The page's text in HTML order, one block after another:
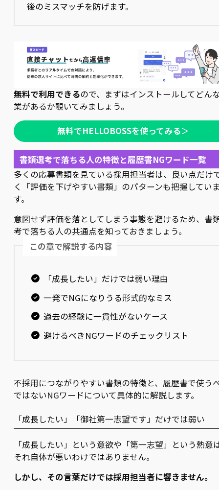
後のミスマッチを防げます。
無料で利用できるので、まずはインストールしてどん
業があるか覗いてみましょう。
無料でHELLOBOSSを使ってみる＞
書類選考で落ちる人の特徴と履歴書NGワード一覧
多くの応募書類を見ている採用担当者は、良い点だけ
く「評価を下げやすい書類」のパターンも把握してい
す。
意図せず評価を落としてしまう事態を避けるため、書
考で落ちる人の共通点を知っておきましょう。
この章で解説する内容
「成長したい」だけでは弱い理由
一発でNGになりうる形式的なミス
過去の経験に一貫性がないケース
避けるべきNGワードのチェックリスト
不採用につながりやすい書類の特徴と、履歴書で使う
ではないNGワードについて具体的に解説します。
「成長したい」「御社第一志望です」だけでは弱い
「成長したい」という意欲や「第一志望」という熱意
それ自体が悪いわけではありません。
しかし、その言葉だけでは採用担当者に響きません。